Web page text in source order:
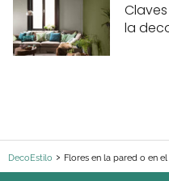
la
DecoEstilo Flores en la pared o en